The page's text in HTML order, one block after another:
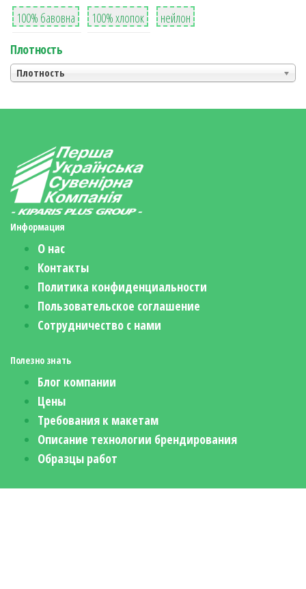
8
100% бавовна
36
100% хлопок
2
нейлон
Плотность
Плотность
Информация
О нас
Контакты
Политика конфиденциальности
Пользовательское соглашение
Сотрудничество с нами
Полезно знать
Блог компании
Цены
Требования к макетам
Описание технологии брендирования
Образцы работ